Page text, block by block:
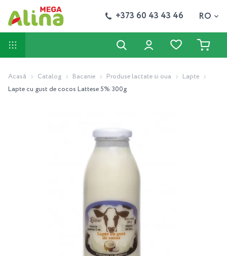
+373 60 43 43 46 RO
Acasă Catalog Bacanie Produse lactate si oua
Lapte
Lapte cu gust de cocos Lattese 5% 300g